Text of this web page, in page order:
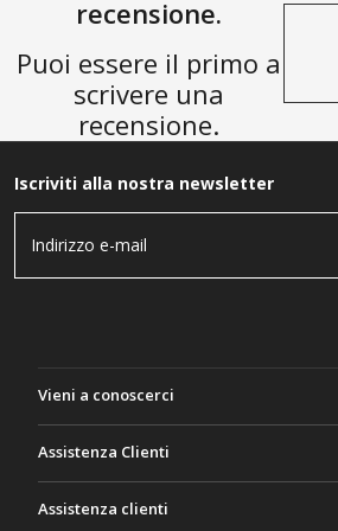
recensione.
Puoi essere il primo a
scrivere una
recensione.
Iscriviti alla nostra newsletter
Vieni a conoscerci
Termini e Condizioni
Assistenza Clienti
Assistenza clienti